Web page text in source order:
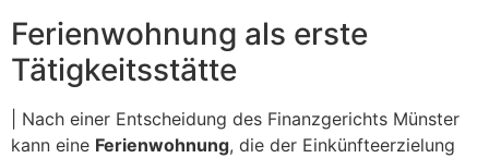
Ferienwohnung als erste
Tätigkeitsstätte
| Nach einer Entscheidung des Finanzgerichts Münster
kann eine Ferienwohnung, die der Einkünfteerzielung